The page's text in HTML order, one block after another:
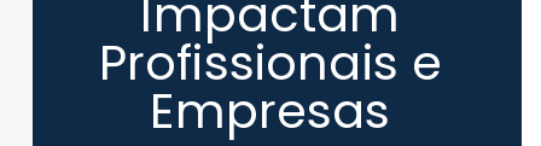
Impactam
Profissionais e
Empresas